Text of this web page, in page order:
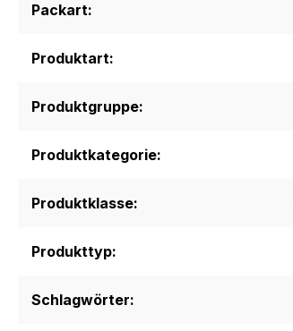
Packart:
Produktart:
Produktgruppe:
Produktkategorie:
Produktklasse:
Produkttyp:
Schlagwörter: